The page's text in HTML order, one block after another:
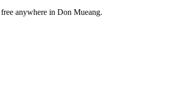
anywhere in Don Mueang.